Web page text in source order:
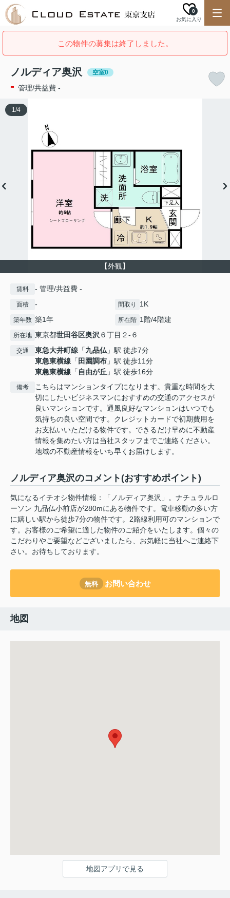
お気に入り
0
この物件の募集は終了しました。
ノルディア奥沢 空室0
- 管理/共益費 -
【外観】
1/4
賃料 - 管理/共益費 -
面積 - 間取り 1K
築年数 築1年 所在階 1階/4階建
所在地 東京都世田谷区奥沢６丁目２-６
交通 東急大井町線 「九品仏」駅 徒歩7分
東急東横線 「 田園調布 」駅 徒歩11分
東急東横線 「 自由が丘 」駅 徒歩16分
備考
こちらはマンションタイプになります。貴重な時間を大
切にしたいビジネスマンにおすすめの交通のアクセスが
良いマンションです。通風良好なマンションはいつでも
気持ちの良い空間です。クレジットカードで初期費用を
お支払いいただける物件です。できるだけ早めに不動産
情報を集めたい方は当社スタッフまでご連絡ください。
地域の不動産情報をいち早くお届けします。
ノルディア奥沢のコメント(おすすめポイント)
気になるイチオシ物件情報：「ノルディア奥沢」。ナチュラルロ
ーソン 九品仏小前店が280mにある物件です。電車移動の多い方
に嬉しい駅から徒歩7分の物件です。2路線利用可のマンションで
す。お客様のご希望に適した物件のご紹介をいたします。個々の
こだわりやご要望などございましたら、お気軽に当社へご連絡下
さい。お待ちしております。
無料 お問い合わせ
地図
地図アプリで見る